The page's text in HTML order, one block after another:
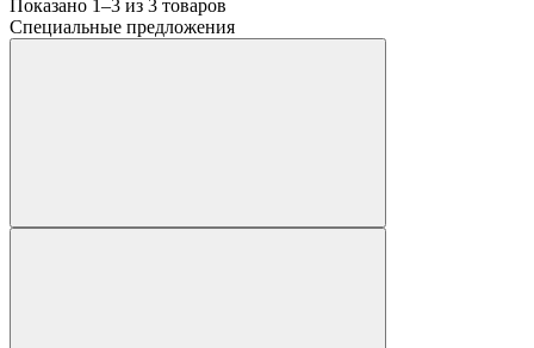
Показано 1–3 из 3 товаров
Специальные предложения